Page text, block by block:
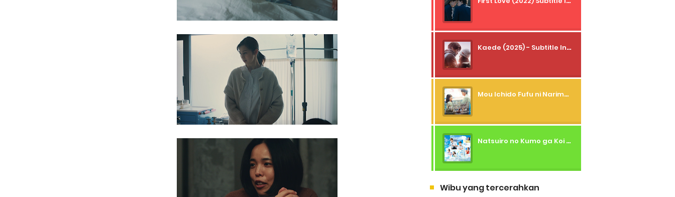
Kaede (2025) - Subtitle Indonesia
Mou Ichido Fufu ni Narimasu ka? (2026) - 01 Subtitle Indonesia
Natsuiro no Kumo ga Koi to Arashi wo Makiokosu (2026) - 01 Subtitle Indonesia
Wibu yang tercerahkan